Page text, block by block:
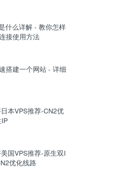
什么详解 - 教你怎样
接使用方法
搭建一个网站 - 详细
本VPS推荐-CN2优
国VPS推荐-原生双I
优化线路